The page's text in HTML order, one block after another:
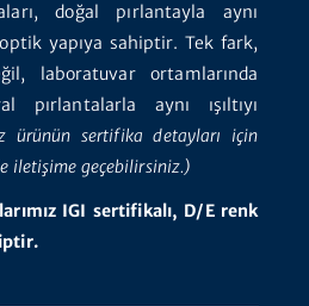
doğal pırlantayla aynı
yapıya sahiptir. Tek fark,
laboratuvar ortamlarında
pırlantalarla aynı ışıltıyı
ürünün sertifika detayları için
iletişime geçebilirsiniz.)
IGI sertifikalı, D/E renk